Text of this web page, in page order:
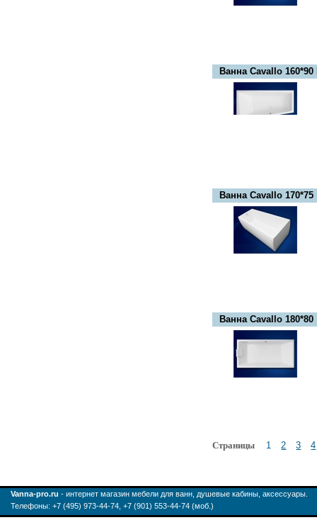
Ванна Cavallo 160*90
Ванна Cavallo 170*75
Ванна Cavallo 180*80
Страницы 1 2 3 4
Vanna-pro.ru - интернет магазин мебели для ванн, душевые кабины, аксессуары.
Телефоны: +7 (495) 973-44-74, +7 (901) 553-44-74 (моб.)